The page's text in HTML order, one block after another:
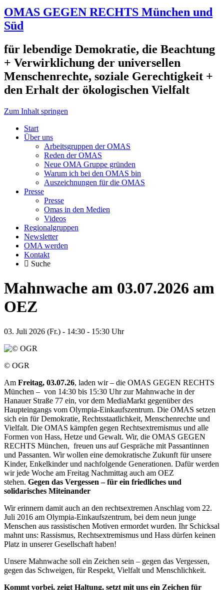
OMAS GEGEN RECHTS München und
Süd
für lebendige Demokratie, die Beachtung
+ Verwirklichung der universellen
Menschenrechte, soziale Gerechtigkeit +
den Erhalt der ökologischen Vielfalt
Zum Inhalt springen
Start
Über uns
Arbeitsgruppen der OMAS
Reden der OMAS
Neue OMA Gruppe gründen
Warum ich bei den OMAS bin
Auszeichnungen für die OMAS
Presse
Presse
Omas in den Medien
Videos
Regionalgruppen
Newsletter
OMA werden
Kontakt
Suche
Mahnwache am 03.07.2026 am
OEZ
03. Juli 2026 (Fr.) - 14:30 - 15:30 Uhr
© OGR
Am Freitag, 03.07.26, laden wir – die OMAS GEGEN RECHTS
München – von 14:30 bis 15:30 Uhr zur Mahnwache in der
Hanauer Straße 77 ein, vor dem MediaMarkt gegenüber des
Haupteingangs vom Olympia-Einkaufszentrum. Die OMAS setzen
sich ein für Demokratie, Rechtsstaatlichkeit, Menschenrechte und
Vielfalt. Die OMAS kämpfen gegen Rechtsextremismus und alle
Formen von Hass, Hetze und Gewalt. Wir, die OMAS GEGEN
RECHTS München, freuen uns auf Gespräche mit Passantinnen
und Passanten. Wir wollen eine demokratische Zukunft für unsere
Kinder, Enkelkinder und nachfolgende Generationen. Dafür werden
wir jede Woche am Freitag Nachmittag auch am OEZ
stehen. Gegen das Vergessen – für ein friedliches und
solidarisches Miteinander
Wir erinnern damit auch an den rechtsextremen Anschlag vom 22.
Juli 2016 am Olympia-Einkaufszentrum, bei dem neun junge
Menschen aus rassistischen Motiven ermordet wurden. Ihr Schicksal
mahnt uns: Rassismus, Rechtsextremismus und Hass dürfen keinen
Platz in unserer Gesellschaft haben!
Unsere Mahnwache soll ein Zeichen sein – gegen das Vergessen,
gegen das Schweigen, für Respekt, Vielfalt und Menschlichkeit.
Kommt vorbei, zeigt Haltung, setzt mit uns ein Zeichen für